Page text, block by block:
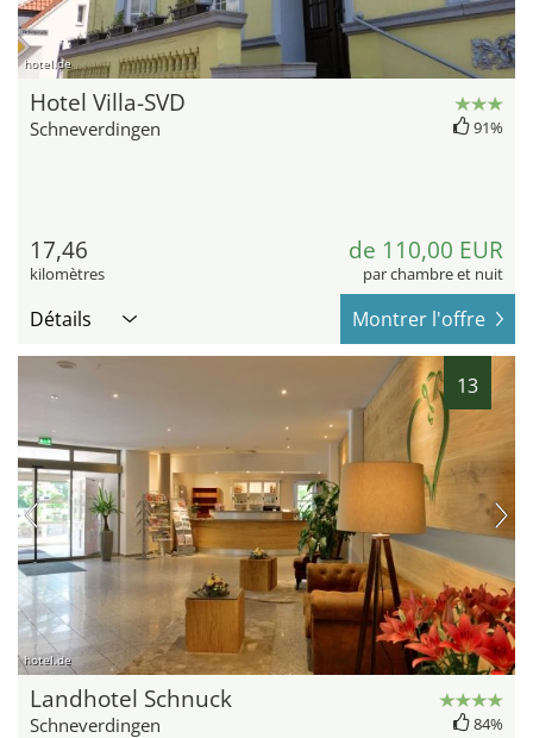
hotel.de
Hotel Villa-SVD
Schneverdingen 91%
17,46
kilomètres
de 110,00 EUR
par chambre et nuit
Détails Montrer l'offre
13
hotel.de
Landhotel Schnuck
Schneverdingen 84%